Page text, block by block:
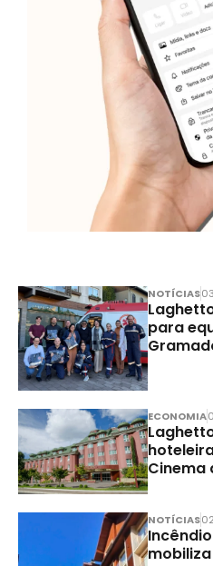
NOTÍCIAS
para
ECONOMIA
Cinema
NOTÍCIAS